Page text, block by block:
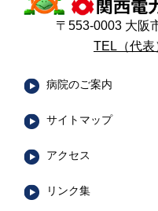
〒553-0003 大阪
TEL（代表
病院のご案内
サイトマップ
アクセス
リンク集